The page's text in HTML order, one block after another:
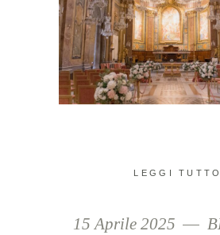
LEGGI TUTTO
15 Aprile 2025